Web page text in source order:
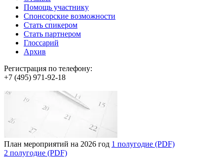
Помощь участнику
Спонсорские возможности
Стать спикером
Стать партнером
Глоссарий
Архив
Регистрация по телефону:
+7 (495) 971-92-18
План мероприятий на 2026 год 1 полугодие (PDF)
2 полугодие (PDF)